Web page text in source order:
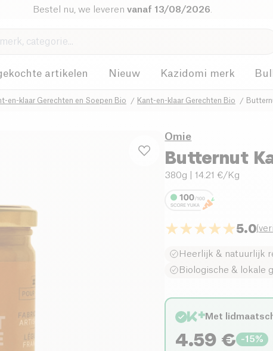
Bestel nu, we leverenvanaf 13/08/2026
artikelen Nieuw Kazidomi merk
en-klaar Gerechten en Soepen Bio Kant-en-klaar Gerechten Bio
Omie
Butternut
380g | 14.21 €/Kg
5.0(
Heerlijk & natuurlijk
Biologische & lokale
Met
4.59 € -15%